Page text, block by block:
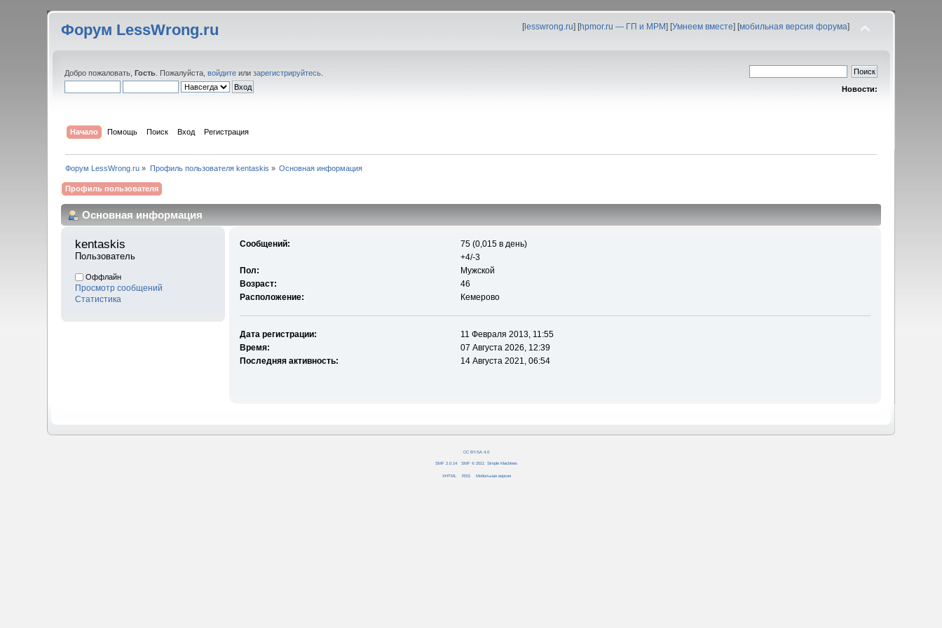
Форум LessWrong.ru [lesswrong.ru] [hpmor.ru — ГП и МРМ] [Умнеем вместе] [мобильная версия форума]
Добро пожаловать,Гость . Пожалуйста,войдите илизарегистрируйтесь
Новости:
Начало Помощь Поиск Вход Регистрация
Форум LessWrong.ru » Профиль пользователя kentaskis » Основная информация
Профиль пользователя
Основная информация
kentaskis
Пользователь
Оффлайн
Просмотр сообщений
Статистика
Сообщений:
75 (0,015 в день)
+4/-3
Пол:
Мужской
Возраст:
46
Расположение:
Кемерово
Дата регистрации:
11 Февраля 2013, 11:55
Время:
07 Августа 2026, 12:39
Последняя активность:
14 Августа 2021, 06:54
CC BY-SA 4.0
SMF 2.0.14 SMF © 2011 Simple Machines
XHTML RSS Мобильная версия